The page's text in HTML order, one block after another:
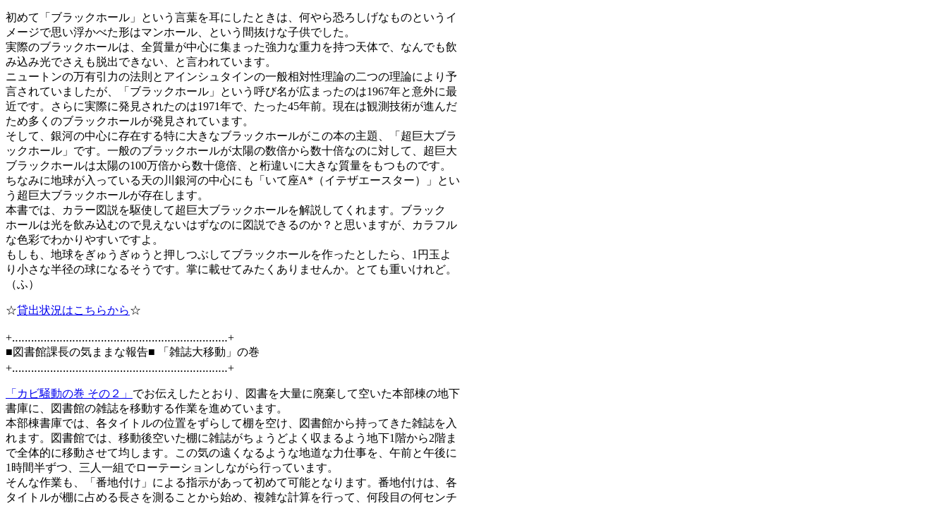
初めて「ブラックホール」という言葉を耳にしたときは、何やら恐ろしげなものというイ
メージで思い浮かべた形はマンホール、という間抜けな子供でした。
実際のブラックホールは、全質量が中心に集まった強力な重力を持つ天体で、なんでも飲
み込み光でさえも脱出できない、と言われています。
ニュートンの万有引力の法則とアインシュタインの一般相対性理論の二つの理論により予
言されていましたが、「ブラックホール」という呼び名が広まったのは1967年と意外に最
近です。さらに実際に発見されたのは1971年で、たった45年前。現在は観測技術が進んだ
ため多くのブラックホールが発見されています。
そして、銀河の中心に存在する特に大きなブラックホールがこの本の主題、「超巨大ブラ
ックホール」です。一般のブラックホールが太陽の数倍から数十倍なのに対して、超巨大
ブラックホールは太陽の100万倍から数十億倍、と桁違いに大きな質量をもつものです。
ちなみに地球が入っている天の川銀河の中心にも「いて座A*（イテザエースター）」とい
う超巨大ブラックホールが存在します。
本書では、カラー図説を駆使して超巨大ブラックホールを解説してくれます。ブラック
ホールは光を飲み込むので見えないはずなのに図説できるのか？と思いますが、カラフル
な色彩でわかりやすいですよ。
もしも、地球をぎゅうぎゅうと押しつぶしてブラックホールを作ったとしたら、1円玉よ
り小さな半径の球になるそうです。掌に載せてみたくありませんか。とても重いけれど。
（ふ）
☆貸出状況はこちらから☆
+‥‥‥‥‥‥‥‥‥‥‥‥‥‥‥‥‥‥‥‥‥‥‥‥‥‥‥‥‥‥‥‥‥‥+
■図書館課長の気ままな報告■ 「雑誌大移動」の巻
+‥‥‥‥‥‥‥‥‥‥‥‥‥‥‥‥‥‥‥‥‥‥‥‥‥‥‥‥‥‥‥‥‥‥+
「カビ騒動の巻 その２」 でお伝えしたとおり、図書を大量に廃棄して空いた本部棟の地下
書庫に、図書館の雑誌を移動する作業を進めています。
本部棟書庫では、各タイトルの位置をずらして棚を空け、図書館から持ってきた雑誌を入
れます。図書館では、移動後空いた棚に雑誌がちょうどよく収まるよう地下1階から2階ま
で全体的に移動させて均します。この気の遠くなるような地道な力仕事を、午前と午後に
1時間半ずつ、三人一組でローテーションしながら行っています。
そんな作業も、「番地付け」による指示があって初めて可能となります。番地付けは、各
タイトルが棚に占める長さを測ることから始め、複雑な計算を行って、何段目の何センチ